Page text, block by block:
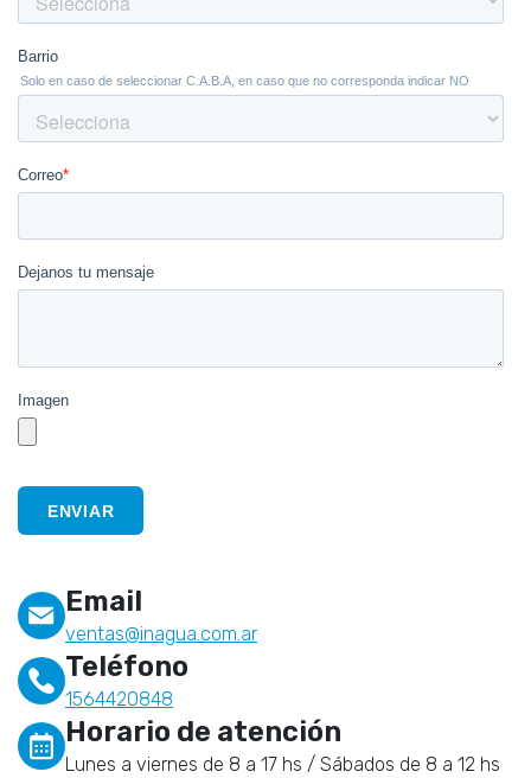
Email
ventas@inagua.com.ar
Teléfono
1564420848
Horario de atención
Lunes a viernes de 8 a 17 hs / Sábados de 8 a 12 hs